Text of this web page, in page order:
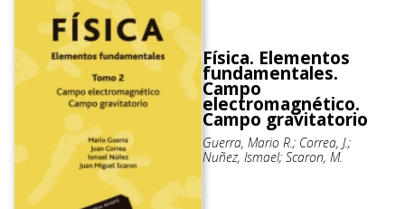
Física. Elementos
fundamentales.
Campo
electromagnético.
Campo gravitatorio
Guerra, Mario R.; Correa, J.;
Nuñez, Ismael; Scaron, M.